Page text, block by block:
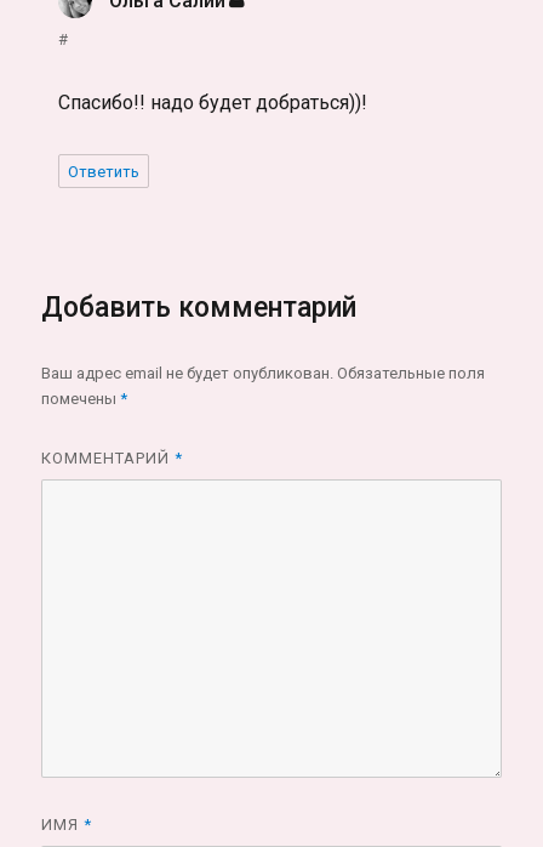
#
Спасибо!! надо будет добраться))!
Ответить
Добавить комментарий
Ваш адрес email не будет опубликован. Обязательные поля
помечены*
КОММЕНТАРИЙ*
ИМЯ*